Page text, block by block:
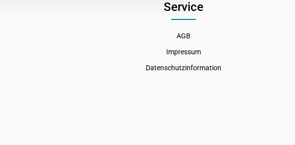
Service
AGB
Impressum
Datenschutzinformation